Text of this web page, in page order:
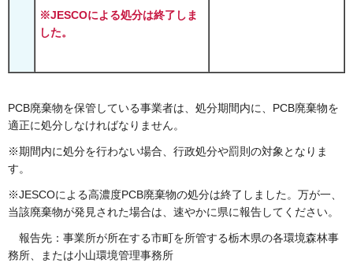
※JESCOによる処分は終了しま
した。
PCB廃棄物を保管している事業者は、処分期間内に、PCB廃棄物を
適正に処分しなければなりません。
※期間内に処分を行わない場合、行政処分や罰則の対象となりま
す。
※JESCOによる高濃度PCB廃棄物の処分は終了しました。万が一、
当該廃棄物が発見された場合は、速やかに県に報告してください。
報告先：事業所が所在する市町を所管する栃木県の各環境森林事
務所、または小山環境管理事務所